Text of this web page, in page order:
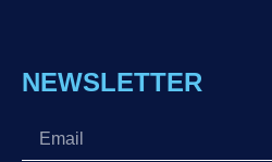
NEWSLETTER